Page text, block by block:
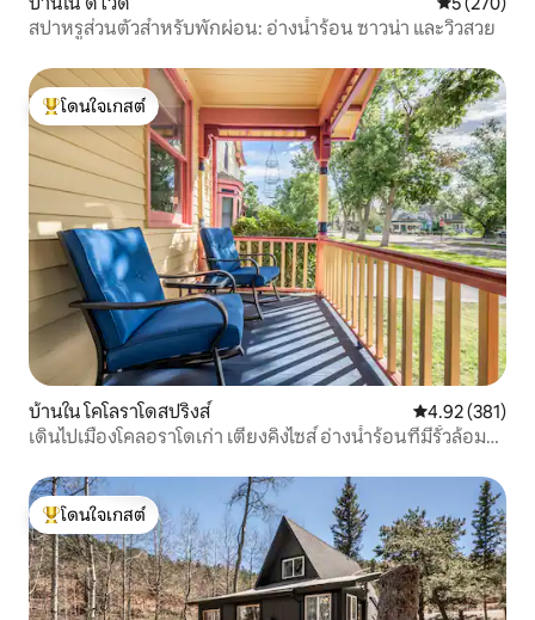
สปาหรูส่วนตัวสำหรับพักผ่อน: อ่างน้ำร้อน ซาวน่า และวิวสวย
โดนใจเกสต์ที่สุด
โดนใจเกสต์
บ้านใน โคโลราโดสปริงส์ คะแนนเฉลี่ย
4.92 (381)
เดินไปเมืองโคลอราโดเก่า เตียงคิงไซส์ อ่างน้ำร้อนที่มีรั้วล้อม
โดนใจเกสต์ที่สุด
โดนใจเกสต์